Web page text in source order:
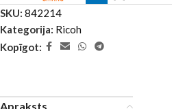
SKU: 842214
Kategorija: Ricoh
Kopīgot:
Apraksts